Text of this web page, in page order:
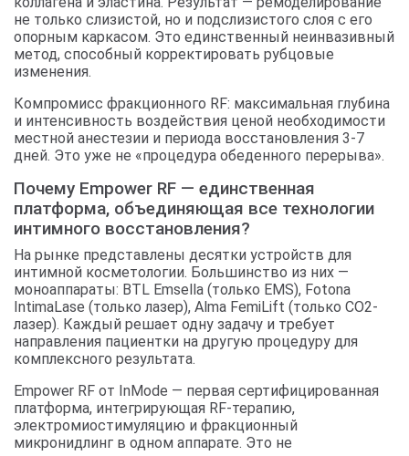
не только слизистой, но и подслизистого слоя с его
опорным каркасом. Это единственный неинвазивный
метод, способный корректировать рубцовые
изменения.
Компромисс фракционного RF: максимальная глубина
и интенсивность воздействия ценой необходимости
местной анестезии и периода восстановления 3-7
дней. Это уже не «процедура обеденного перерыва».
Почему Empower RF — единственная
платформа, объединяющая все технологии
интимного восстановления?
На рынке представлены десятки устройств для
интимной косметологии. Большинство из них —
моноаппараты: BTL Emsella (только EMS), Fotona
IntimaLase (только лазер), Alma FemiLift (только CO2-
лазер). Каждый решает одну задачу и требует
направления пациентки на другую процедуру для
комплексного результата.
Empower RF от InMode — первая сертифицированная
платформа, интегрирующая RF-терапию,
электромиостимуляцию и фракционный
микронидлинг в одном аппарате. Это не